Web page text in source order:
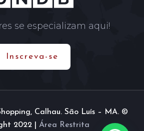
se especializam aqui!
Inscreva-se
Calhau. São Luís – MA. ©
2022 | Área Restrita